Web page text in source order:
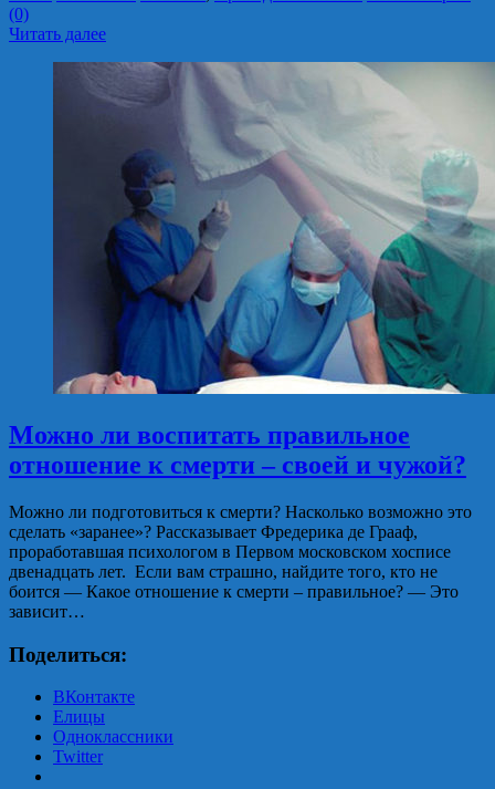
(0)
Читать далее
Можно ли воспитать правильное
отношение к смерти – своей и чужой?
Можно ли подготовиться к смерти? Насколько возможно это
сделать «заранее»? Рассказывает Фредерика де Грааф,
проработавшая психологом в Первом московском хосписе
двенадцать лет. Если вам страшно, найдите того, кто не
боится — Какое отношение к смерти – правильное? — Это
зависит…
Поделиться:
ВКонтакте
Елицы
Одноклассники
Twitter